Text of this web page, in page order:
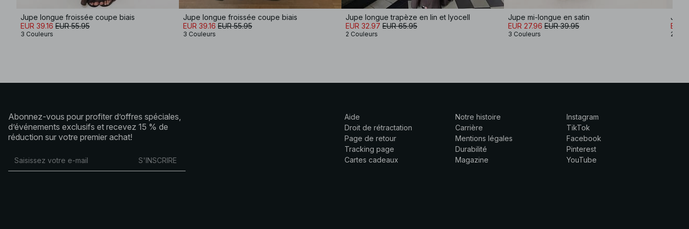
Jupe longue froissée coupe biais
EUR 39.16 EUR 55.95
3 Couleurs
Jupe longue froissée coupe biais
EUR 39.16 EUR 55.95
3 Couleurs
Jupe longue trapèze en lin et lyocell
EUR 32.97 EUR 65.95
2 Couleurs
Jupe mi-longue en satin
EUR 27.96 EUR 39.95
3 Couleurs
Jupe
EUR
2
Abonnez-vous pour profiter d’offres spéciales,
d’événements exclusifs et recevez 15 % de
réduction sur votre premier achat!
S'INSCRIRE
Aide
Droit de rétractation
Page de retour
Tracking page
Cartes cadeaux
Notre histoire
Carrière
Mentions légales
Durabilité
Magazine
Instagram
TikTok
Facebook
Pinterest
YouTube